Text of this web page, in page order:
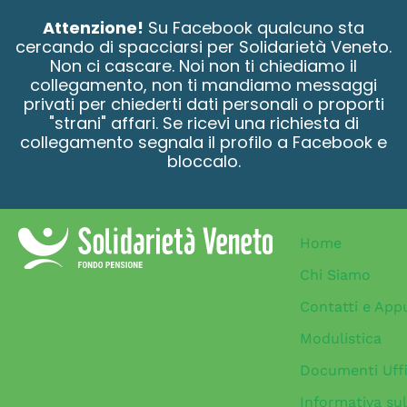
Attenzione! Su Facebook qualcuno sta
cercando di spacciarsi per Solidarietà Veneto.
Non ci cascare. Noi non ti chiediamo il
collegamento, non ti mandiamo messaggi
privati per chiederti dati personali o proporti
"strani" affari. Se ricevi una richiesta di
collegamento segnala il profilo a Facebook e
bloccalo.
Home
Chi Siamo
Contatti e
Modulistica
Documenti
Informativa